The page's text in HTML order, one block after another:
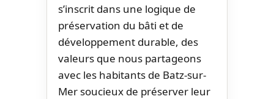
s’inscrit dans une logique de
préservation du bâti et de
développement durable, des
valeurs que nous partageons
avec les habitants de Batz-sur-
Mer soucieux de préserver leur